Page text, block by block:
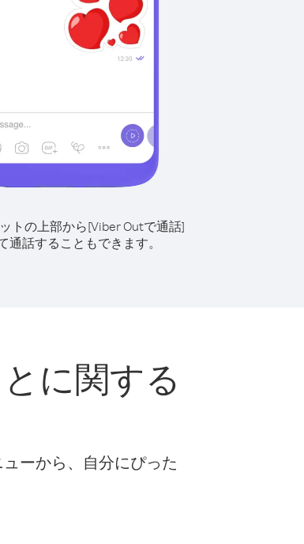
トの上部から[Viber Outで通話]
通話することもできます。
に関する
ーから、自分にぴった